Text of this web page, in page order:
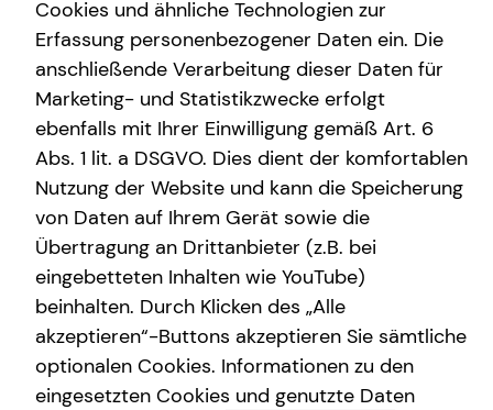
Über tecis
Interview
Podcast
Altersvorsorge
Investment
Betriebliche Altersvorsorge
Kapitalanlage Immobilien
Expat
Arbeitskraftabsicherung
Sach- und Vermögenssicherung
Spezialisten-Netzwerk
Private Krankenvorsorge
Initiativbewerbung
Schadenabwicklung
Wähle hier direkt deinen persönlichen Terminwunsch.
Nach der Auswahl des Zeitrahmens werden dir freie
kurzfristige Terminmöglichkeiten angeboten.
Sollte dir keiner der Termine zusagen, oder der
Zeitrahmen nicht absehbar sein, nimm zur persönlichen
Absprache gerne direkt Kontakt auf.
Kontaktübersicht
Zeitrahmen
Cookies und ähnliche Technologien zur
Erfassung personenbezogener Daten ein. Die
anschließende Verarbeitung dieser Daten für
Marketing- und Statistikzwecke erfolgt
ebenfalls mit Ihrer Einwilligung gemäß Art. 6
Abs. 1 lit. a DSGVO. Dies dient der komfortablen
Nutzung der Website und kann die Speicherung
von Daten auf Ihrem Gerät sowie die
Übertragung an Drittanbieter (z.B. bei
eingebetteten Inhalten wie YouTube)
beinhalten. Durch Klicken des „Alle
akzeptieren“-Buttons akzeptieren Sie sämtliche
optionalen Cookies. Informationen zu den
eingesetzten Cookies und genutzte Daten